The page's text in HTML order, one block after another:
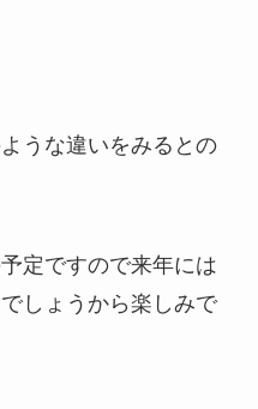
うな違いをみるとの
定ですので来年には
しょうから楽しみで